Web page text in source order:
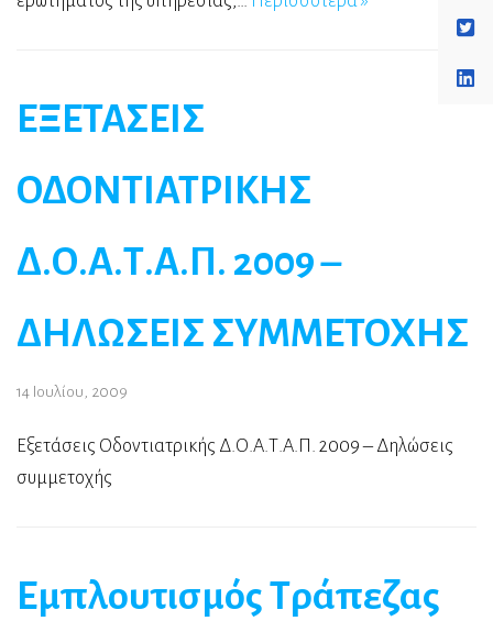
ΕΞΕΤΑΣΕΙΣ
ΟΔΟΝΤΙΑΤΡΙΚΗΣ
Δ.Ο.Α.Τ.Α.Π. 2009 –
ΔΗΛΩΣΕΙΣ ΣΥΜΜΕΤΟΧΗΣ
14 Ιουλίου, 2009
Εξετάσεις Οδοντιατρικής Δ.Ο.Α.Τ.Α.Π. 2009 – Δηλώσεις
συμμετοχής
Εμπλουτισμός Τράπεζας